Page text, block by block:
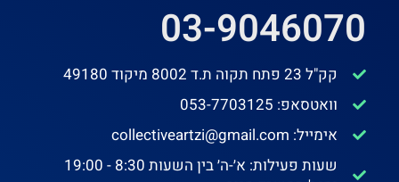
03-9046070
קק"ל 23 פתח תקוה ת.ד 8002 מיקוד 49180
וואטסאפ: 053-7703125
אימייל: collectiveartzi@gmail.com
שעות פעילות: א׳-ה׳ בין השעות 8:30 - 19:00